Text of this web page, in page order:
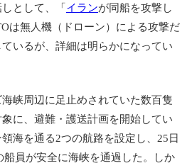
として、「 イランが同船を攻撃し
は無人機（ドローン）による攻撃だ
いるが、詳細は明らかになってい
峡周辺に足止めされていた数百隻
に、避難・護送計画を開始してい
海を通る2つの航路を設定し、25日
船員が安全に海峡を通過した。しか